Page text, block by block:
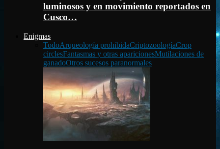
luminosos y en movimiento reportados en
Cusco…
Enigmas
TodoArqueología prohibidaCriptozoologíaCrop
circlesFantasmas y otras aparicionesMutilaciones de
ganadoOtros sucesos paranormales